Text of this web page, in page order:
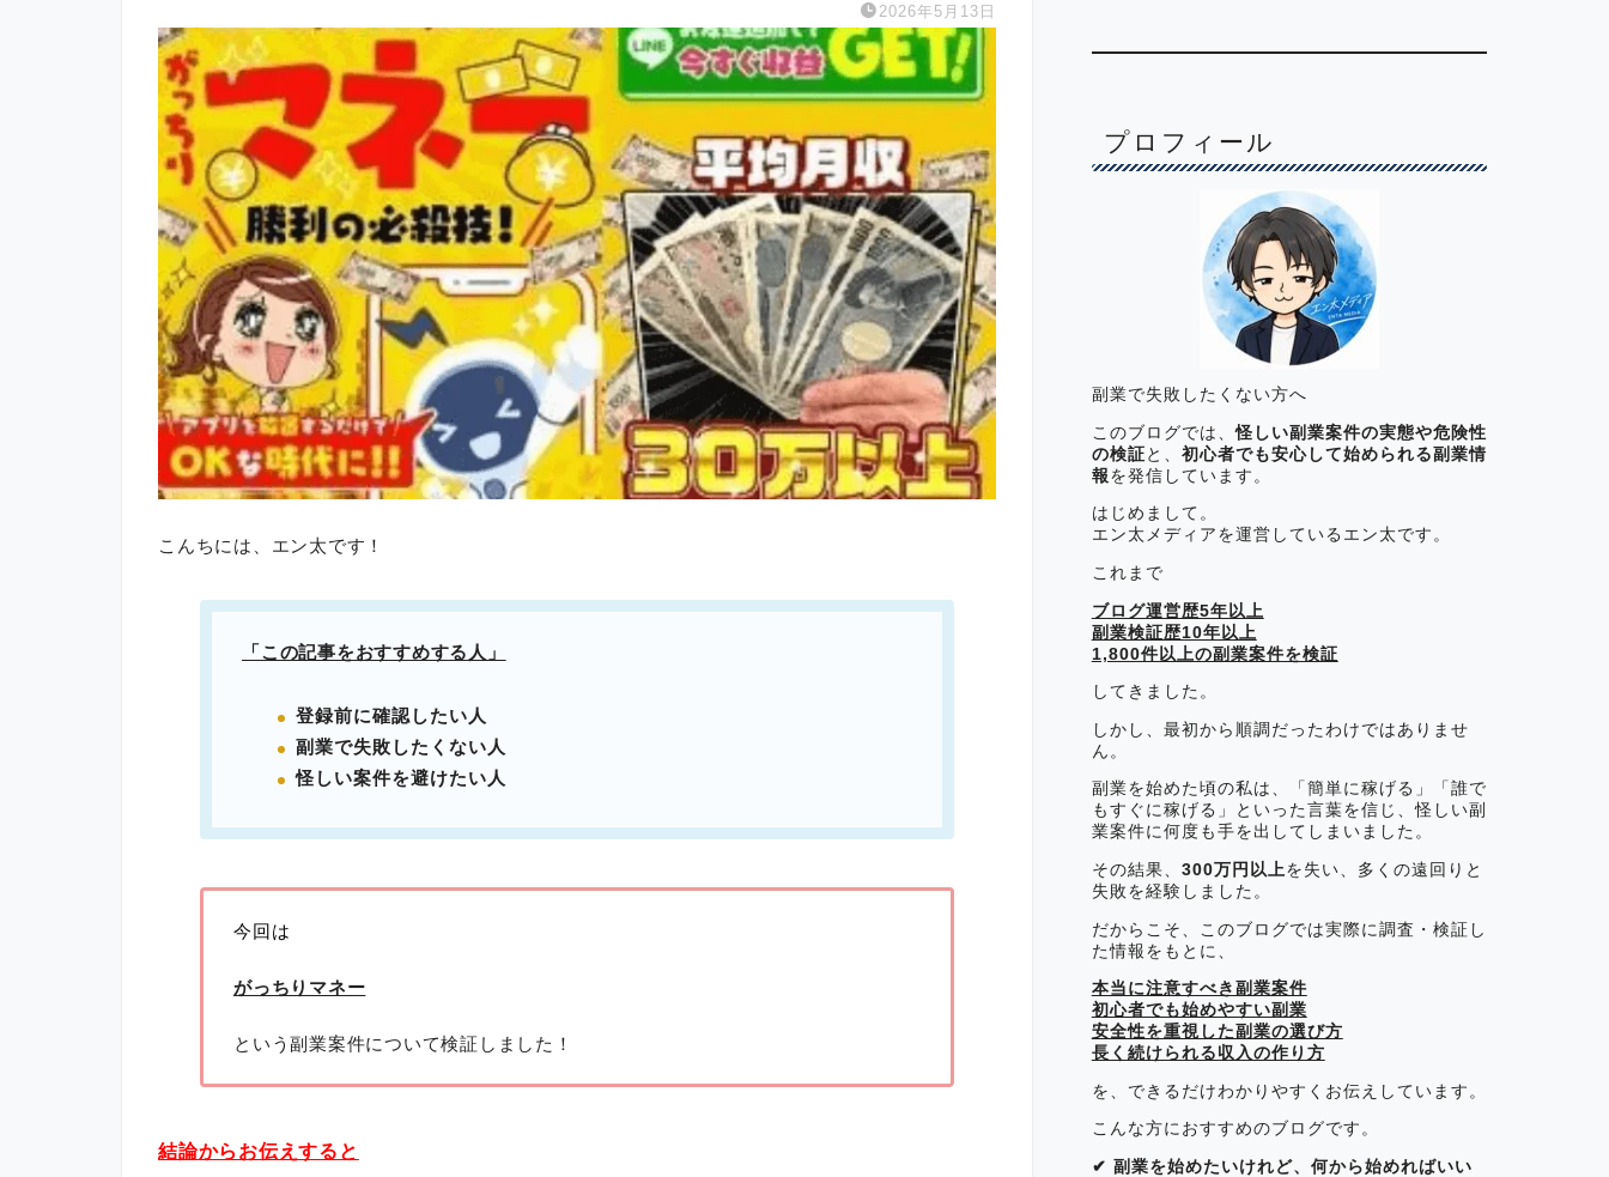
2026年5月13日
こんちには、エン太です！
「この記事をおすすめする人」
登録前に確認したい人
副業で失敗したくない人
怪しい案件を避けたい人
今回は
がっちりマネー
という副業案件について検証しました！
結論からお伝えすると
プロフィール
副業で失敗したくない方へ
このブログでは、怪しい副業案件の実態や危険性
の検証 と、 初心者でも安心して始められる副業情
報 を発信しています。
はじめまして。
エン太メディアを運営しているエン太です。
これまで
ブログ運営歴5年以上
副業検証歴10年以上
1,800件以上の副業案件を検証
してきました。
しかし、最初から順調だったわけではありませ
ん。
副業を始めた頃の私は、「簡単に稼げる」「誰で
もすぐに稼げる」といった言葉を信じ、怪しい副
業案件に何度も手を出してしまいました。
その結果、 300万円以上 を失い、多くの遠回りと
失敗を経験しました。
だからこそ、このブログでは実際に調査・検証し
た情報をもとに、
本当に注意すべき副業案件
初心者でも始めやすい副業
安全性を重視した副業の選び方
長く続けられる収入の作り方
を、できるだけわかりやすくお伝えしています。
こんな方におすすめのブログです。
✔ 副業を始めたいけれど、何から始めればいい